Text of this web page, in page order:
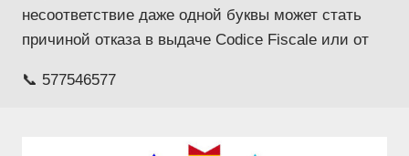
несоответствие даже одной буквы может стать
причиной отказа в выдаче Codice Fiscale или от
📞 577546577